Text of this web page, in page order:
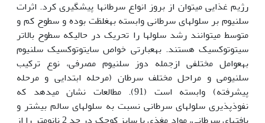
رژیم غذایی می­توان از بروز انواع سرطان­ها پیش‏گیری کرد. اثرات
سلنیوم بر سلول‏های سرطانی وابسته به‏غلظت بوده و سطوح کم و
متوسط ​​می‏توانند رشد سلول‏ها را تحریک در حالی‏که سطوح بالاتر
سیتوتوکسیک هستند. به‏عبارتی خواص سایتوتوکسیک سلنیوم
به‏عوامل مختلفی ازجمله دوز سلنیوم مصرفی، نوع ترکیب
سلنیومی و مراحل مختلف سرطان (مرحله ابتدایی و مرحله
پیشرفته) وابسته است (91). مطالعات نشان می‏دهد که
نفوذپذیری سلول­های سرطانی نسبت به سلول­های سالم بیش‏تر و